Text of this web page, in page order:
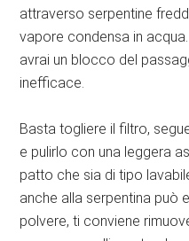
attraverso serpentine
vapore condensa in
avrai un blocco del
inefficace.
Basta togliere il filtro,
e pulirlo con una leggera
patto che sia di tipo
anche alla serpentina può
polvere, ti conviene